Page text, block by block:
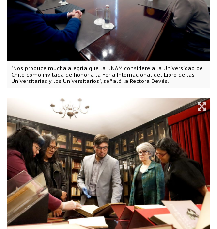
"Nos produce mucha alegría que la UNAM considere a la Universidad de
Chile como invitada de honor a la Feria Internacional del Libro de las
Universitarias y los Universitarios", señaló la Rectora Devés.